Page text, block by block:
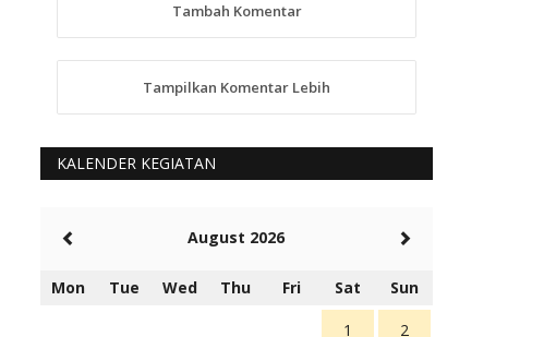
kami tindaklanjuti
5 tahun Yang lalu
88
anggy (anakkaos@gmail.com)
Sumba Barat Aman, Trmksih Pak Polisi
5 tahun Yang lalu
Rambu (rambu03@gmail.com)
5 tahun Yang lalu
Balas
16
Tambah Komentar
Tampilkan Komentar Lebih
KALENDER KEGIATAN
August 2026
Mon Tue Wed Thu Fri Sat Sun
1 2